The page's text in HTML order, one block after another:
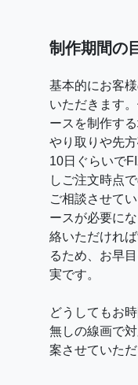
制作期間の
基本的にお客
いただきます
ースを制作す
やり取りや先
10日ぐらいで
しご注文時点
ご相談させて
ースが必要に
絡いただけれ
るため、お早
実です。
どうしてもお
無しの線画で
案させていただ